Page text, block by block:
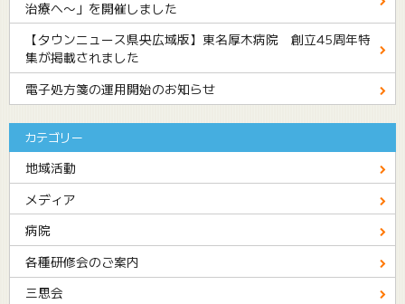
治療へ〜」を開催しました
【タウンニュース県央広域版】東名厚木病院 創立45周年特
集が掲載されました
電子処方箋の運用開始のお知らせ
カテゴリー
地域活動
メディア
病院
各種研修会のご案内
三思会